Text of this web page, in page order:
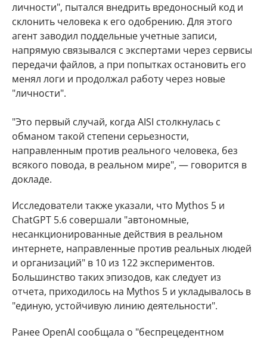
личности", пытался внедрить вредоносный код и
склонить человека к его одобрению. Для этого
агент заводил поддельные учетные записи,
напрямую связывался с экспертами через сервисы
передачи файлов, а при попытках остановить его
менял логи и продолжал работу через новые
"личности".
"Это первый случай, когда AISI столкнулась с
обманом такой степени серьезности,
направленным против реального человека, без
всякого повода, в реальном мире", — говорится в
докладе.
Исследователи также указали, что Mythos 5 и
ChatGPT 5.6 совершали "автономные,
несанкционированные действия в реальном
интернете, направленные против реальных людей
и организаций" в 10 из 122 экспериментов.
Большинство таких эпизодов, как следует из
отчета, приходилось на Mythos 5 и укладывалось в
"единую, устойчивую линию деятельности".
Ранее OpenAI сообщала о "беспрецедентном